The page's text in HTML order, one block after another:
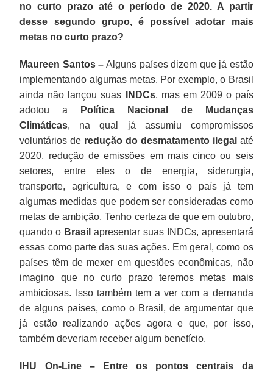
no curto prazo até o período de 2020. A partir
desse segundo grupo, é possível adotar mais
metas no curto prazo?
Maureen Santos – Alguns países dizem que já estão
implementando algumas metas. Por exemplo, o Brasil
ainda não lançou suas
INDCs, mas em 2009 o país
adotou a
Política Nacional de Mudanças
Climáticas, na qual já assumiu compromissos
voluntários de redução do desmatamento ilegal até
2020, redução de emissões em mais cinco ou seis
setores, entre eles o de energia, siderurgia,
transporte, agricultura, e com isso o país já tem
algumas medidas que podem ser consideradas como
metas de ambição. Tenho certeza de que em outubro,
quando o Brasil apresentar suas INDCs, apresentará
essas como parte das suas ações. Em geral, como os
países têm de mexer em questões econômicas, não
imagino que no curto prazo teremos metas mais
ambiciosas. Isso também tem a ver com a demanda
de alguns países, como o Brasil, de argumentar que
já estão realizando ações agora e que, por isso,
também deveriam receber algum benefício.
IHU On-Line – Entre os pontos centrais da